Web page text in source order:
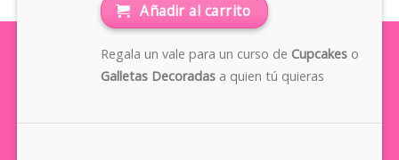
Añadir al carrito
Regala un vale para un curso de Cupcakeso
Galletas Decoradasa quien tú quieras